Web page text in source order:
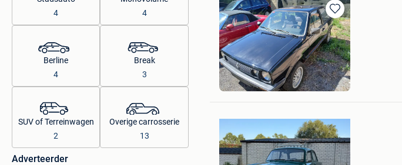
4
4
Berline
4
Break
3
SUV of Terreinwagen
2
Overige carrosserie
13
Adverteerder
Bewaren
in
Mijn
Favorieten
SAC
Lobbes
Mijn
Favorieten